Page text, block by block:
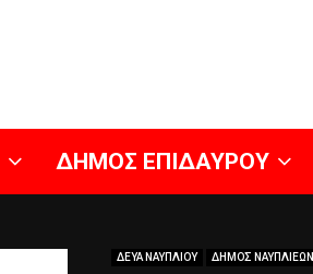
ΔΗΜΟΣ ΕΠΙΔΑΥΡΟΥ
ΔΕΥΑ ΝΑΥΠΛΙΟΥ ΔΗΜΟΣ ΝΑΥΠΛΙΕΩΝ